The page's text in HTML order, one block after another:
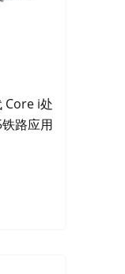
Core i处
路应用